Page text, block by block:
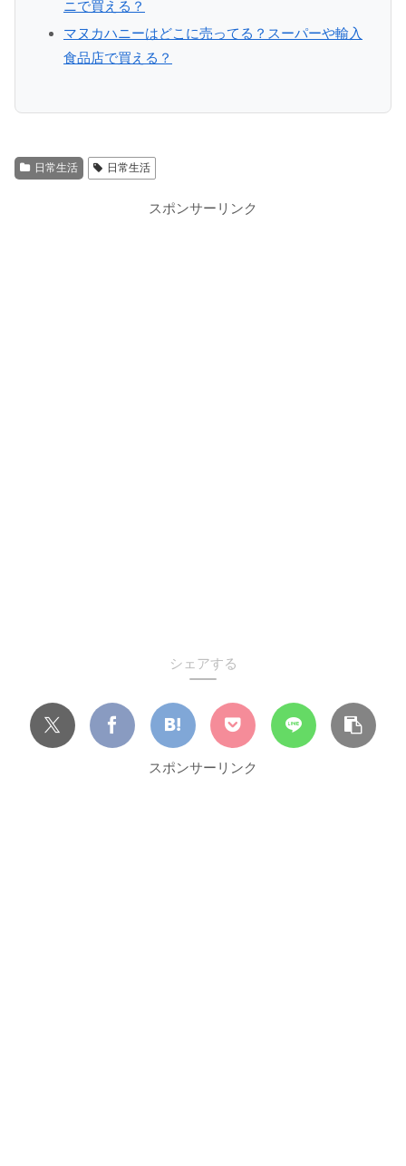
ニで買える？
マヌカハニーはどこに売ってる？スーパーや輸入
食品店で買える？
日常生活 日常生活
スポンサーリンク
シェアする
スポンサーリンク